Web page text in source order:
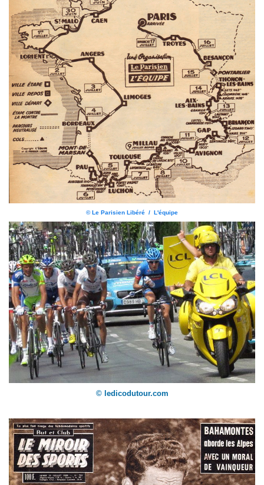
© Le Parisien Libéré / L'équipe
© ledicodutour.com